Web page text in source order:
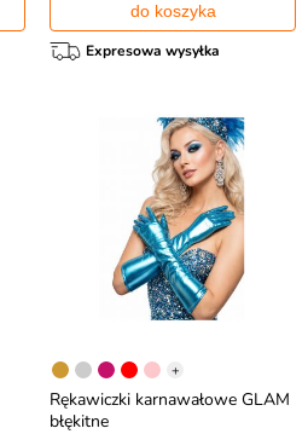
do koszyka
Expresowa wysyłka
+
Rękawiczki karnawałowe GLAM
błękitne